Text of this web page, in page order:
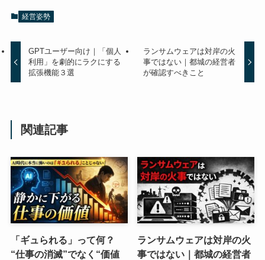
経営姿勢
GPTユーザー向け｜「個人
利用」を劇的にラクにする
拡張機能３選
ランサムウェアは対岸の火
事ではない｜都城の経営者
が確認すべきこと
関連記事
「ギュられる」って何？
“仕事の消滅”でなく“価値
ランサムウェアは対岸の火
事ではない｜都城の経営者